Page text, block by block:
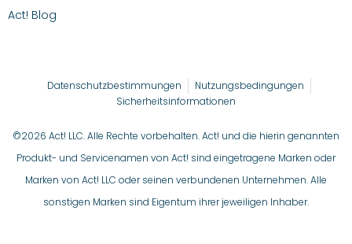
Act! Blog
Datenschutzbestimmungen
Nutzungsbedingungen
Sicherheitsinformationen
©2026 Act! LLC. Alle Rechte vorbehalten. Act! und die hierin genannten
Produkt- und Servicenamen von Act! sind eingetragene Marken oder
Marken von Act! LLC oder seinen verbundenen Unternehmen. Alle
sonstigen Marken sind Eigentum ihrer jeweiligen Inhaber.